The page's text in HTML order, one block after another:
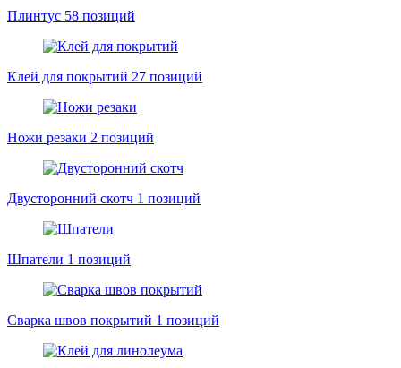
Плинтус 58 позиций
Клей для покрытий 27 позиций
Ножи резаки 2 позиций
Двусторонний скотч 1 позиций
Шпатели 1 позиций
Сварка швов покрытий 1 позиций